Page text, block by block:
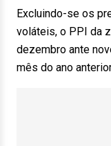
Excluindo-se os
voláteis, o PPI da
dezembro ante
mês do ano